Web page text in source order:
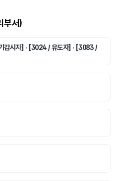
부서)
시자] · [3024 / 유도자] · [3083 /